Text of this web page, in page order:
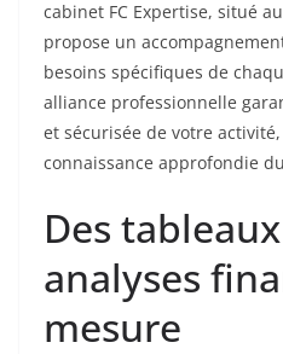
cabinet FC Expertise, situé
propose un
besoins spécifiques de
alliance professionnelle
et sécurisée de votre
connaissance approfondie
Des
analyses
mesure